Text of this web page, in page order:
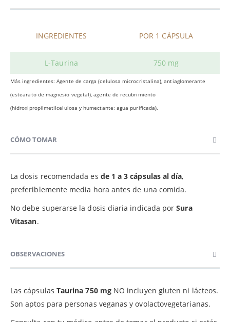
INGREDIENTES POR 1 CÁPSULA
L-Taurina 750 mg
Más ingredientes: Agente de carga (celulosa microcristalina), antiaglomerante
(estearato de magnesio vegetal), agente de recubrimiento
(hidroxipropilmetilcelulosa y humectante: agua purificada).
CÓMO TOMAR
La dosis recomendada es de 1 a 3 cápsulas al día,
preferiblemente media hora antes de una comida.
No debe superarse la dosis diaria indicada porSura
Vitasan.
OBSERVACIONES
Las cápsulas Taurina 750 mgNO incluyen gluten ni lácteos.
Son aptos para personas veganas y ovolactovegetarianas.